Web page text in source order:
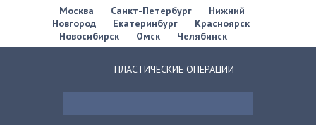
Москва Санкт-Петербург
Нижний
Новгород
Екатеринбург
Красноярск
Новосибирск
Омск Челябинск
ПЛАСТИЧЕСКИЕ ОПЕРАЦИИ